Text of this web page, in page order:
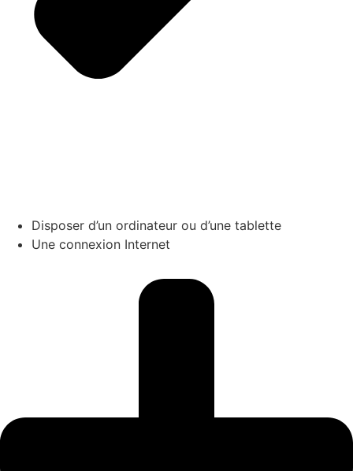
Disposer d’un ordinateur ou d’une tablette
Une connexion Internet